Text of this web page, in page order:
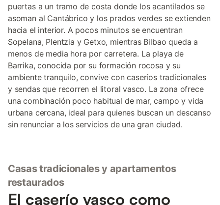
puertas a un tramo de costa donde los acantilados se
asoman al Cantábrico y los prados verdes se extienden
hacia el interior. A pocos minutos se encuentran
Sopelana, Plentzia y Getxo, mientras Bilbao queda a
menos de media hora por carretera. La playa de
Barrika, conocida por su formación rocosa y su
ambiente tranquilo, convive con caseríos tradicionales
y sendas que recorren el litoral vasco. La zona ofrece
una combinación poco habitual de mar, campo y vida
urbana cercana, ideal para quienes buscan un descanso
sin renunciar a los servicios de una gran ciudad.
Casas tradicionales y apartamentos
restaurados
El caserío vasco como